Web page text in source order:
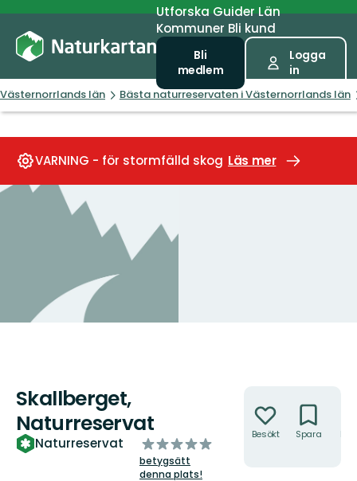
UtforskaGuiderLän
Kommuner Bli kund
Bli
medlem
Logga
in
Västernorrlands län Bästa naturreservaten i Västernorrlands län
VARNING - för stormfälld skog Läs mer
Skallberget,
Naturreservat
Naturreservat
av
5
stjärnor
betygsätt
denna plats!
Besökt Spara